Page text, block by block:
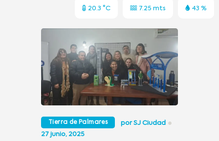
20.3 °C 7.25 mts 43 %
Tierra de Palmares porSJ Ciudad
27 junio, 2025